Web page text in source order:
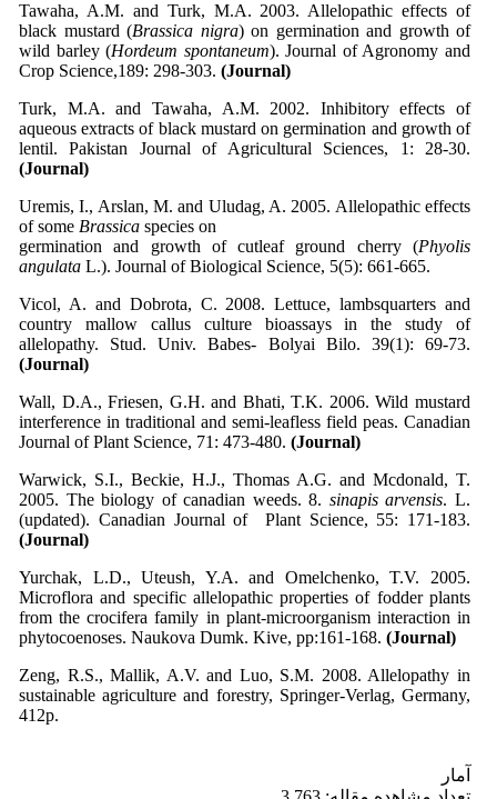
Tawaha, A.M. and Turk, M.A. 2003. Allelopathic effects of
black mustard (Brassica nigra) on germination and growth of
wild barley (Hordeum spontaneum). Journal of Agronomy and
Crop Science,189: 298-303. (Journal)
Turk, M.A. and Tawaha, A.M. 2002. Inhibitory effects of
aqueous extracts of black mustard on germination and growth of
lentil. Pakistan Journal of Agricultural Sciences, 1: 28-30.
(Journal)
Uremis, I., Arslan, M. and Uludag, A. 2005. Allelopathic effects
of some Brassica species on
germination and growth of cutleaf ground cherry (Phyolis
angulata L.). Journal of Biological Science, 5(5): 661-665.
Vicol, A. and Dobrota, C. 2008. Lettuce, lambsquarters and
country mallow callus culture bioassays in the study of
allelopathy. Stud. Univ. Babes- Bolyai Bilo. 39(1): 69-73.
(Journal)
Wall, D.A., Friesen, G.H. and Bhati, T.K. 2006. Wild mustard
interference in traditional and semi-leafless field peas. Canadian
Journal of Plant Science, 71: 473-480. (Journal)
Warwick, S.I., Beckie, H.J., Thomas A.G. and Mcdonald, T.
2005. The biology of canadian weeds. 8. sinapis arvensis. L.
(updated). Canadian Journal of Plant Science, 55: 171-183.
(Journal)
Yurchak, L.D., Uteush, Y.A. and Omelchenko, T.V. 2005.
Microflora and specific allelopathic properties of fodder plants
from the crocifera family in plant-microorganism interaction in
phytocoenoses. Naukova Dumk. Kive, pp:161-168. (Journal)
Zeng, R.S., Mallik, A.V. and Luo, S.M. 2008. Allelopathy in
sustainable agriculture and forestry, Springer-Verlag, Germany,
412p.
آمار